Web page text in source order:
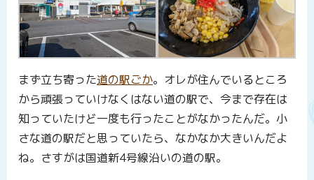
まず立ち寄った道の駅ごか。オレが住んでいるところ
から頑張っていけなくはない道の駅で、今まで存在は
知っていたけど一度も行ったことがなかったんだ。小
さな道の駅だと思っていたら、なかなか大きいんだよ
ね。さすがは国道新4号線沿いの道の駅。